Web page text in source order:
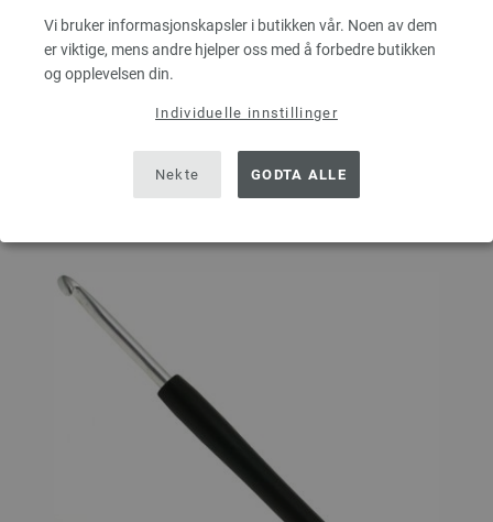
Vi bruker informasjonskapsler i butikken vår. Noen av dem
er viktige, mens andre hjelper oss med å forbedre butikken
og opplevelsen din.
Individuelle innstillinger
Nekte GODTA ALLE
På handlelisten